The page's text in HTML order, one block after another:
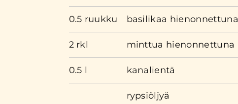
0.5 ruukku basilikaa hienonnettuna
2 rkl minttua hienonnettuna
0.5 l kanalientä
rypsiöljyä